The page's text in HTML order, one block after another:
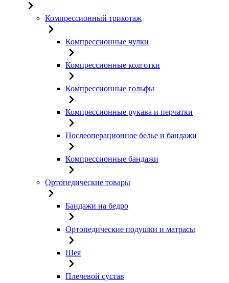
Компрессионный трикотаж
Компрессионные чулки
Компрессионные колготки
Компрессионные гольфы
Компрессионные рукава и перчатки
Послеоперационное белье и бандажи
Компрессионные бандажи
Ортопедические товары
Бандажи на бедро
Ортопедические подушки и матрасы
Шея
Плечевой сустав